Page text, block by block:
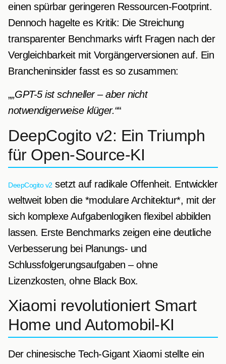
einen spürbar geringeren Ressourcen-Footprint.
Dennoch hagelte es Kritik: Die Streichung
transparenter Benchmarks wirft Fragen nach der
Vergleichbarkeit mit Vorgängerversionen auf. Ein
Brancheninsider fasst es so zusammen:
„GPT-5 ist schneller – aber nicht
notwendigerweise klüger.“
DeepCogito v2: Ein Triumph
für Open-Source-KI
DeepCogito v2 setzt auf radikale Offenheit. Entwickler
weltweit loben die *modulare Architektur*, mit der
sich komplexe Aufgabenlogiken flexibel abbilden
lassen. Erste Benchmarks zeigen eine deutliche
Verbesserung bei Planungs- und
Schlussfolgerungsaufgaben – ohne
Lizenzkosten, ohne Black Box.
Xiaomi revolutioniert Smart
Home und Automobil-KI
Der chinesische Tech-Gigant Xiaomi stellte ein